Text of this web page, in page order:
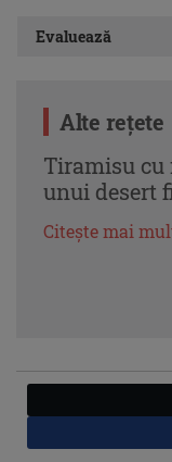
Evaluează
Alte rețete
Tiramisu cu
unui desert
Citește mai